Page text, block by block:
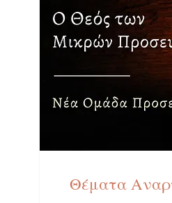
Θέματα